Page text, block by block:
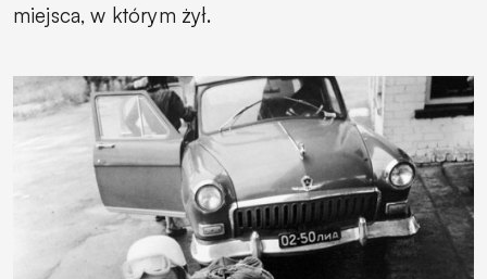
miejsca, w którym żył.